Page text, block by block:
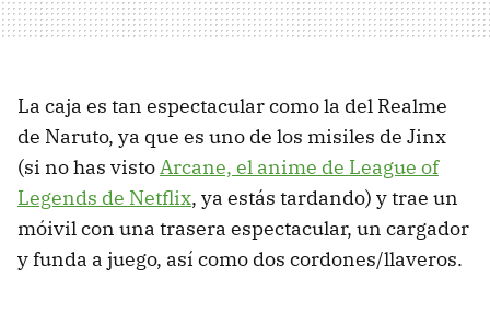
La caja es tan espectacular como la del Realme
de Naruto, ya que es uno de los misiles de Jinx
(si no has vistoArcane, el anime de League of
Legends de Netflix, ya estás tardando) y trae un
móivil con una trasera espectacular, un cargador
y funda a juego, así como dos cordones/llaveros.